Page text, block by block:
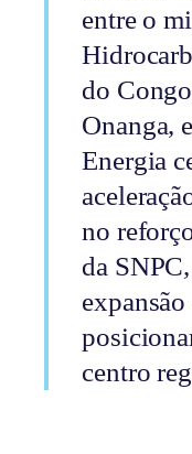
entre o
do
Onanga,
Energia
no
da
centro